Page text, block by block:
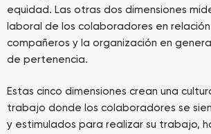
equidad. Las otras dos dimensiones
laboral de los colaboradores en relación
compañeros y la organización en
de pertenencia.
Estas cinco dimensiones crean una
trabajo donde los colaboradores se
y estimulados para realizar su trabajo,